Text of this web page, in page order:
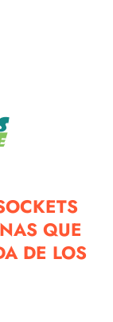
QUE
DE LOS